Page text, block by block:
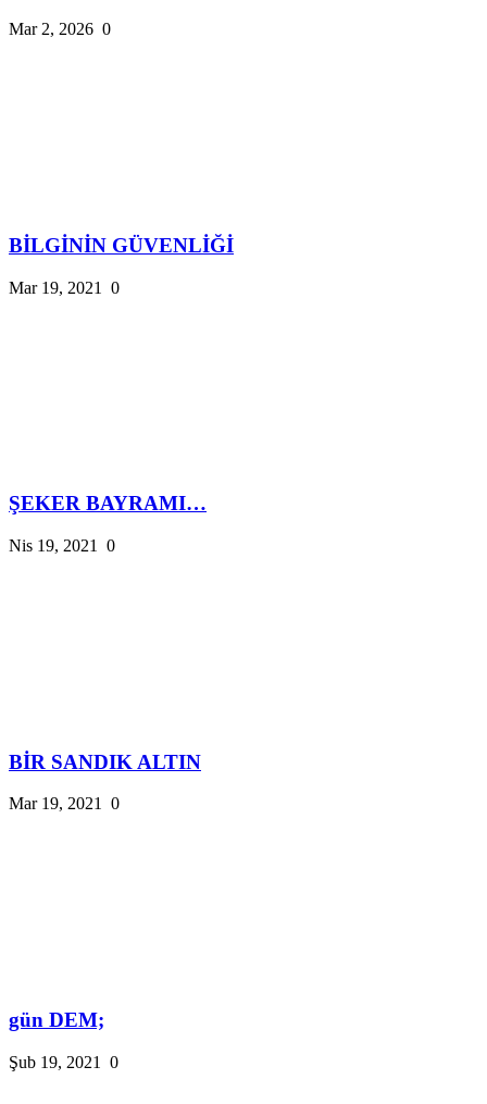
Mar 2, 2026 0
BİLGİNİN GÜVENLİĞİ
Mar 19, 2021 0
ŞEKER BAYRAMI…
Nis 19, 2021 0
BİR SANDIK ALTIN
Mar 19, 2021 0
gün DEM;
Şub 19, 2021 0